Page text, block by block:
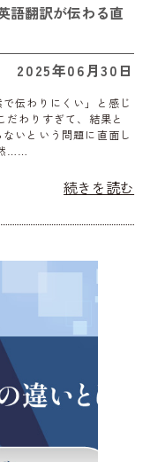
語翻訳が伝わる直
2025年06月30日
伝わりにくい」と感じ
わりすぎて、結果と
いという問題に直面し
……
続きを読む